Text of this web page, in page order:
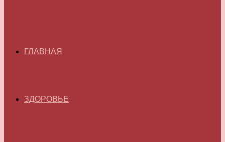
ГЛАВНАЯ
ЗДОРОВЬЕ